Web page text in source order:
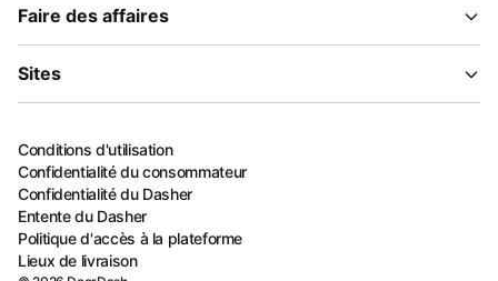
Faire des affaires
Sites
Conditions d'utilisation
Confidentialité du consommateur
Confidentialité du Dasher
Entente du Dasher
Politique d'accès à la plateforme
Lieux de livraison